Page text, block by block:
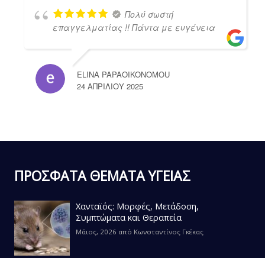
Πολύ σωστή
επαγγελματίας !! Πάντα με ευγένεια
ELINA PAPAOIKONOMOU
24 ΑΠΡΙΛΊΟΥ 2025
ΠΡΟΣΦΑΤΑ ΘΕΜΑΤΑ ΥΓΕΙΑΣ
Χανταϊός: Μορφές, Μετάδοση,
Συμπτώματα και Θεραπεία
Μάιος, 2026 από Κωνσταντίνος Γκέκας